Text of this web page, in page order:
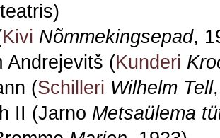
Kivi Nõmmekingsepad,
Andrejevitš (Kunderi
(Schilleri Wilhelm Tell
II (Jarno Metsaülema